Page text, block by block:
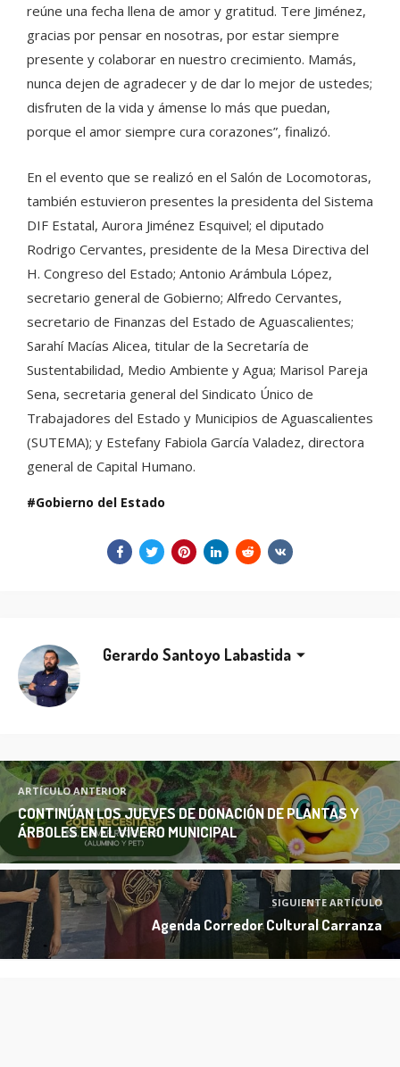
reúne una fecha llena de amor y gratitud. Tere Jiménez,
gracias por pensar en nosotras, por estar siempre
presente y colaborar en nuestro crecimiento. Mamás,
nunca dejen de agradecer y de dar lo mejor de ustedes;
disfruten de la vida y ámense lo más que puedan,
porque el amor siempre cura corazones”, finalizó.
En el evento que se realizó en el Salón de Locomotoras,
también estuvieron presentes la presidenta del Sistema
DIF Estatal, Aurora Jiménez Esquivel; el diputado
Rodrigo Cervantes, presidente de la Mesa Directiva del
H. Congreso del Estado; Antonio Arámbula López,
secretario general de Gobierno; Alfredo Cervantes,
secretario de Finanzas del Estado de Aguascalientes;
Sarahí Macías Alicea, titular de la Secretaría de
Sustentabilidad, Medio Ambiente y Agua; Marisol Pareja
Sena, secretaria general del Sindicato Único de
Trabajadores del Estado y Municipios de Aguascalientes
(SUTEMA); y Estefany Fabiola García Valadez, directora
general de Capital Humano.
Gobierno del Estado
Gerardo Santoyo Labastida
ARTÍCULO ANTERIOR
CONTINÚAN LOS JUEVES DE DONACIÓN DE PLANTAS Y
ÁRBOLES EN EL VIVERO MUNICIPAL
SIGUIENTE ARTÍCULO
Agenda Corredor Cultural Carranza